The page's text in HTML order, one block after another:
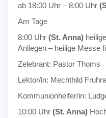
ab 18:00 Uhr – 8:00 Uhr
Am Tage
8:00 Uhr (St. Anna)
Anliegen – heilige Messe
Zelebrant: Pastor Thoms
Lektor/in: Mechthild
Kommunionhelfer/in:
10:00 Uhr (St. Anna)